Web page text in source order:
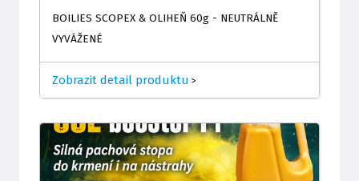
BOILIES SCOPEX & OLIHEŇ 60g - NEUTRÁLNĚ
VYVÁŽENÉ
Zobrazit detail produktu >